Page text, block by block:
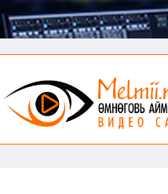
хамгаалахад хүн бүрийн